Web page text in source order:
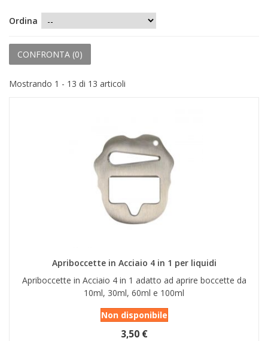
PRODOTTI MONOUSO E TNT
SEXY SHOP
CASA E CUCINA
ARTICOLI IN OFFERTA
AREA RIVENDITORI
Ordina
CONFRONTA (0)
Mostrando 1 - 13 di 13 articoli
Apriboccette in Acciaio 4 in 1 per liquidi
Apriboccette in Acciaio 4 in 1 adatto ad aprire boccette da
10ml, 30ml, 60ml e 100ml
Non disponibile
3,50 €